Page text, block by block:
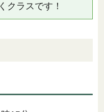
クラスです！